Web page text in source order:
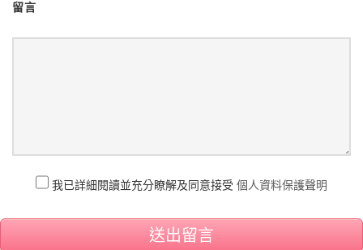
留言
我已詳細閱讀並充分瞭解及同意接受個人資料保護聲明
送出留言